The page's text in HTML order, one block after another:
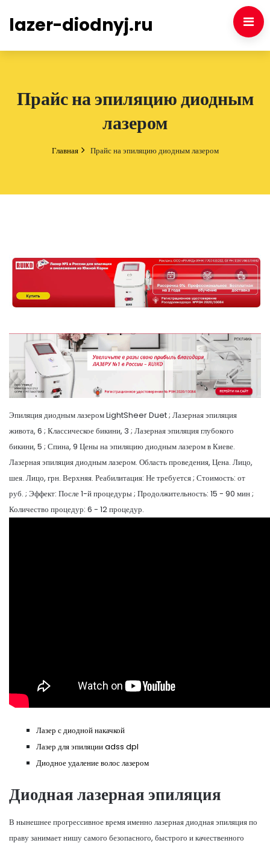
lazer-diodnyj.ru
Прайс на эпиляцию диодным
лазером
Главная Прайс на эпиляцию диодным лазером
Эпиляция диодным лазером LightSheer Duet ; Лазерная эпиляция
живота, 6 ; Классическое бикини, 3 ; Лазерная эпиляция глубокого
бикини, 5 ; Спина, 9 Цены на эпиляцию диодным лазером в Киеве.
Лазерная эпиляция диодным лазером. Область проведения, Цена. Лицо,
шея. Лицо, грн. Верхняя. Реабилитация: Не требуется ; Стоимость: от
руб. ; Эффект: После 1-й процедуры ; Продолжительность: 15 - 90 мин ;
Количество процедур: 6 - 12 процедур.
Лазер с диодной накачкой
Лазер для эпиляции adss dpl
Диодное удаление волос лазером
Диодная лазерная эпиляция
В нынешнее прогрессивное время именно лазерная диодная эпиляция по
праву занимает нишу самого безопасного, быстрого и качественного